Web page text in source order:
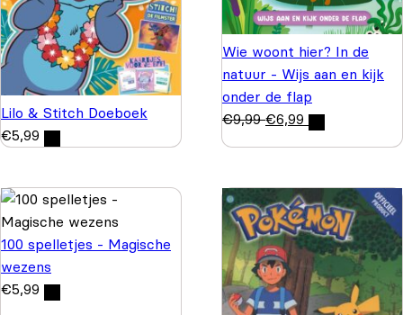
Lilo & Stitch Doeboek
€5,99
Wie woont hier? In de
natuur - Wijs aan en kijk
onder de flap
€9,99 €6,99
100 spelletjes - Magische
wezens
€5,99